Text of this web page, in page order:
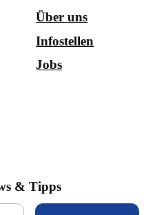
Über uns
Infostellen
Jobs
& Tipps